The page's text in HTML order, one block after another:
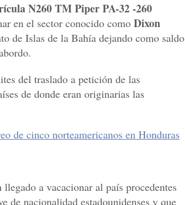
N260 TM Piper PA-32 -260
en el sector conocido como Dixon
de Islas de la Bahía dejando como saldo
del traslado a petición de las
de donde eran originarias las
de cinco norteamericanos en Honduras
llegado a vacacionar al país procedentes
de nacionalidad estadounidenses y que